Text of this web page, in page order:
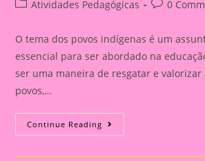
PostAtividades Pedagógicas
Post0
O tema dos povos indígenas é um
essencial para ser abordado na
ser uma maneira de resgatar e valorizar
povos,…
Continue Reading Atividade
Com
Tema